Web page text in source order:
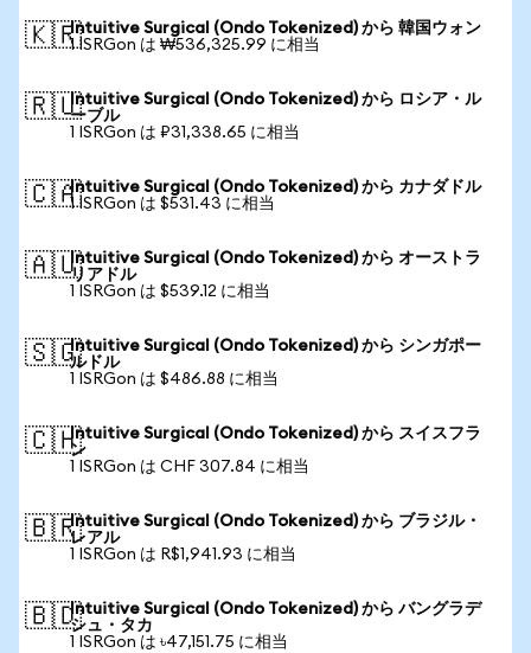
🇰🇷Intuitive Surgical (Ondo Tokenized) から 韓国ウォン
1 ISRGon は ₩536,325.99 に相当
🇷🇺Intuitive Surgical (Ondo Tokenized) から ロシア・ル
ーブル
1 ISRGon は ₽31,338.65 に相当
🇨🇦Intuitive Surgical (Ondo Tokenized) から カナダドル
1 ISRGon は $531.43 に相当
🇦🇺Intuitive Surgical (Ondo Tokenized) から オーストラ
リアドル
1 ISRGon は $539.12 に相当
🇸🇬Intuitive Surgical (Ondo Tokenized) から シンガポー
ルドル
1 ISRGon は $486.88 に相当
🇨🇭Intuitive Surgical (Ondo Tokenized) から スイスフラ
ン
1 ISRGon は CHF 307.84 に相当
🇧🇷Intuitive Surgical (Ondo Tokenized) から ブラジル・
レアル
1 ISRGon は R$1,941.93 に相当
🇧🇩Intuitive Surgical (Ondo Tokenized) から バングラデ
シュ・タカ
1 ISRGon は ৳47,151.75 に相当